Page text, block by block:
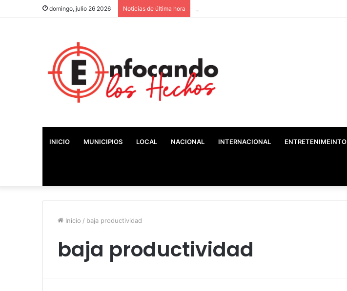
domingo, julio 26 2026 Noticias de última hora
INICIO MUNICIPIOS LOCAL NACIONAL INTERNACIONAL ENTRETENIMEINTO
Inicio / baja productividad
baja productividad